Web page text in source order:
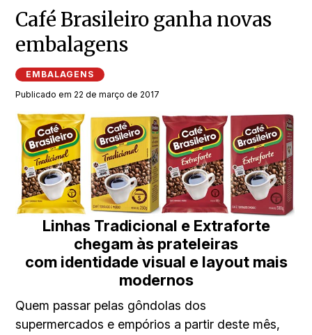
Café Brasileiro ganha novas
embalagens
EMBALAGENS
Publicado em 22 de março de 2017
Linhas Tradicional e Extraforte
chegam às prateleiras
com identidade visual e layout mais
modernos
Quem passar pelas gôndolas dos
supermercados e empórios a partir deste mês,